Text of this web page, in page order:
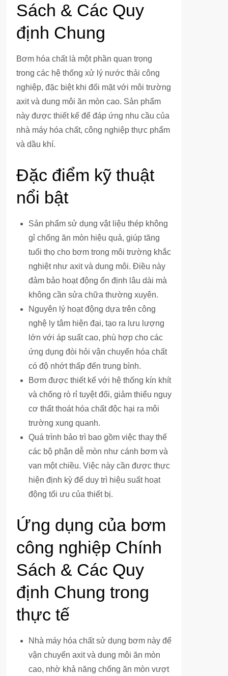
Sách & Các Quy
định Chung
Bơm hóa chất là một phần quan trọng
trong các hệ thống xử lý nước thải công
nghiệp, đặc biệt khi đối mặt với môi trường
axit và dung môi ăn mòn cao. Sản phẩm
này được thiết kế để đáp ứng nhu cầu của
nhà máy hóa chất, công nghiệp thực phẩm
và dầu khí.
Đặc điểm kỹ thuật
nổi bật
Sản phẩm sử dụng vật liệu thép không
gỉ chống ăn mòn hiệu quả, giúp tăng
tuổi thọ cho bơm trong môi trường khắc
nghiệt như axit và dung môi. Điều này
đảm bảo hoạt động ổn định lâu dài mà
không cần sửa chữa thường xuyên.
Nguyên lý hoạt động dựa trên công
nghệ ly tâm hiện đại, tạo ra lưu lượng
lớn với áp suất cao, phù hợp cho các
ứng dụng đòi hỏi vận chuyển hóa chất
có độ nhớt thấp đến trung bình.
Bơm được thiết kế với hệ thống kín khít
và chống rò rỉ tuyệt đối, giảm thiểu nguy
cơ thất thoát hóa chất độc hại ra môi
trường xung quanh.
Quá trình bảo trì bao gồm việc thay thế
các bộ phận dễ mòn như cánh bơm và
van một chiều. Việc này cần được thực
hiện định kỳ để duy trì hiệu suất hoạt
động tối ưu của thiết bị.
Ứng dụng của bơm
công nghiệp Chính
Sách & Các Quy
định Chung trong
thực tế
Nhà máy hóa chất sử dụng bơm này để
vận chuyển axit và dung môi ăn mòn
cao, nhờ khả năng chống ăn mòn vượt